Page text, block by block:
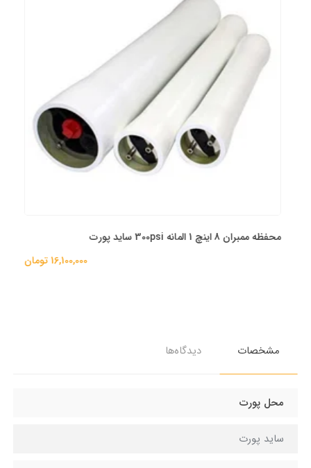
محفظه ممبران 8 اینچ 1 المانه 300psi ساید پورت
16,100,000 تومان
مشخصات دیدگاه‌ها
محل پورت
ساید پورت